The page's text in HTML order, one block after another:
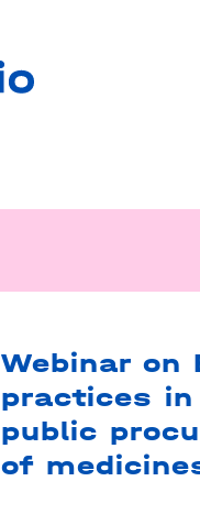
Webinar on
practices
public
of